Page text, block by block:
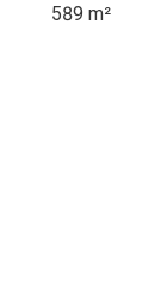
589 m²